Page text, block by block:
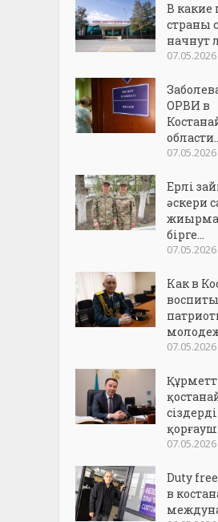
В какие
страны
начнут
ОРВИ в
Ерлі
әскери
бірге...
Как в
Duty
в